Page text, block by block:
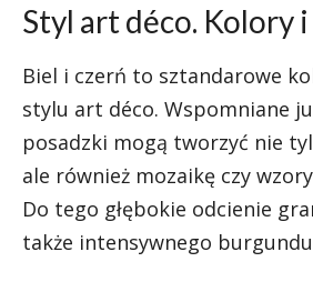
Styl art déco. Kolory
Biel i czerń to sztandarowe
stylu art déco. Wspomniane
posadzki mogą tworzyć nie
ale również mozaikę czy
Do tego głębokie odcienie
także intensywnego